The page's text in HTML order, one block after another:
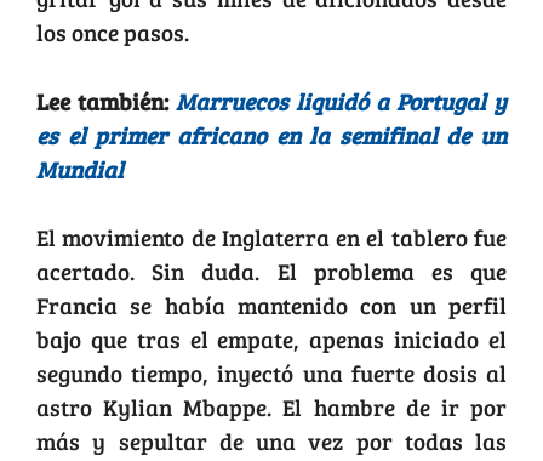
los once pasos.
Lee también: Marruecos liquidó a Portugal y
es el primer africano en la semifinal de un
Mundial
El movimiento de Inglaterra en el tablero fue
acertado. Sin duda. El problema es que
Francia se había mantenido con un perfil
bajo que tras el empate, apenas iniciado el
segundo tiempo, inyectó una fuerte dosis al
astro Kylian Mbappe. El hambre de ir por
más y sepultar de una vez por todas las